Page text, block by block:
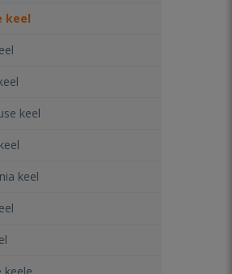
keel
keel
keel